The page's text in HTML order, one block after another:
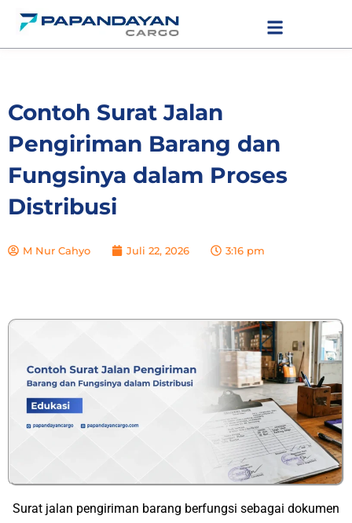
Lewati
Contoh Surat Jalan
Pengiriman Barang dan
Fungsinya dalam Proses
Distribusi
M Nur Cahyo Juli 22, 2026 3:16 pm
Surat jalan pengiriman barang berfungsi sebagai dokumen